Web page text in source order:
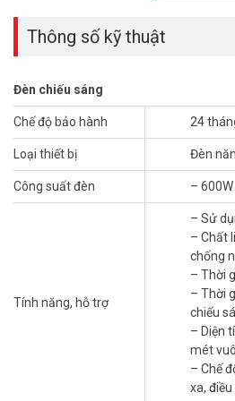
– Chế độ điều khiển: Điều khiển từ xa,
– Bảng điều khiển năng lượng mặt trời:
mới 100%)
– Kích thước đèn: 495 x 210mm
– Kích thước bảng panel: 670 * 440 mm
– Xuất xứ: Trung Quốc.
– Bảo hành: 2 năm
Hỏi đáp thường gặp – FAQ
Đèn JD-Y600 phù hợp lắp
Đèn phù hợp đường ven sông, bãi
mùa mưa. Chuẩn chống nước cao
trong điều kiện ẩm ướt. Đây là lựa
ngoài trời khắc nghiệt.
Chuẩn chống nước IP68
IP68 chịu được mức ngâm nước cao
Thông số kỹ thuật
Đèn chiếu sáng
Chế độ bảo hành 24
Loại thiết bị Đèn
Công suất đèn – 600W
Tính năng, hỗ trợ
– Sử
– Chất
chống
– Thời
– Thời
chiếu
– Diện
mét
– Chế
xa,